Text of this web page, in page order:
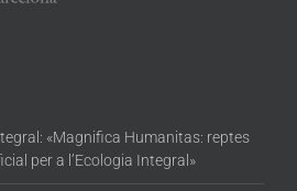
«Magnifica Humanitas: reptes
per a l’Ecologia Integral»